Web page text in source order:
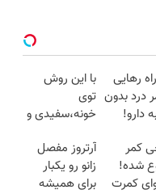
رهایی
درد بدون
دارو!
با این روش
توی
خونه،سفیدی و
برگردون
(40%off)
کمر
شده!
کمرت
آرتروز مفصل
زانو رو یکبار
برای همیشه